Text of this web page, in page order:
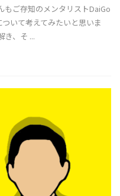
もご存知のメンタリストDaiGo
いて考えてみたいと思いま
き、そ ...